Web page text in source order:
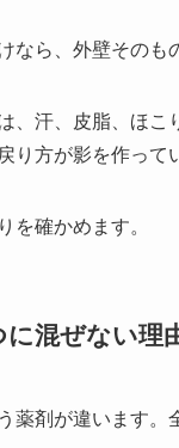
なら、外壁そのも
、汗、皮脂、ほ
り方が影を作って
を確かめます。
に混ぜない理
薬剤が違います。